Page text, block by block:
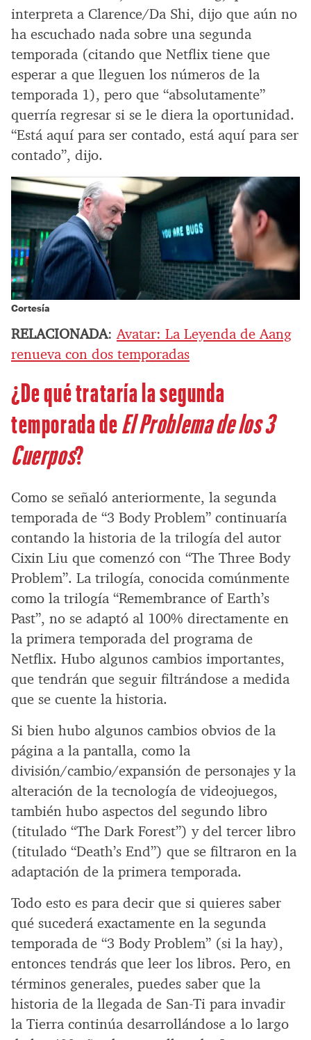
interpreta a Clarence/Da Shi, dijo que aún no
ha escuchado nada sobre una segunda
temporada (citando que Netflix tiene que
esperar a que lleguen los números de la
temporada 1), pero que “absolutamente”
querría regresar si se le diera la oportunidad.
“Está aquí para ser contado, está aquí para ser
contado”, dijo.
Cortesía
RELACIONADA:Avatar: La Leyenda de Aang
renueva con dos temporadas
¿De qué trataría la segunda
temporada deEl Problema de los 3
Cuerpos?
Como se señaló anteriormente, la segunda
temporada de “3 Body Problem” continuaría
contando la historia de la trilogía del autor
Cixin Liu que comenzó con “The Three Body
Problem”. La trilogía, conocida comúnmente
como la trilogía “Remembrance of Earth’s
Past”, no se adaptó al 100% directamente en
la primera temporada del programa de
Netflix. Hubo algunos cambios importantes,
que tendrán que seguir filtrándose a medida
que se cuente la historia.
Si bien hubo algunos cambios obvios de la
página a la pantalla, como la
división/cambio/expansión de personajes y la
alteración de la tecnología de videojuegos,
también hubo aspectos del segundo libro
(titulado “The Dark Forest”) y del tercer libro
(titulado “Death’s End”) que se filtraron en la
adaptación de la primera temporada.
Todo esto es para decir que si quieres saber
qué sucederá exactamente en la segunda
temporada de “3 Body Problem” (si la hay),
entonces tendrás que leer los libros. Pero, en
términos generales, puedes saber que la
historia de la llegada de San-Ti para invadir
la Tierra continúa desarrollándose a lo largo